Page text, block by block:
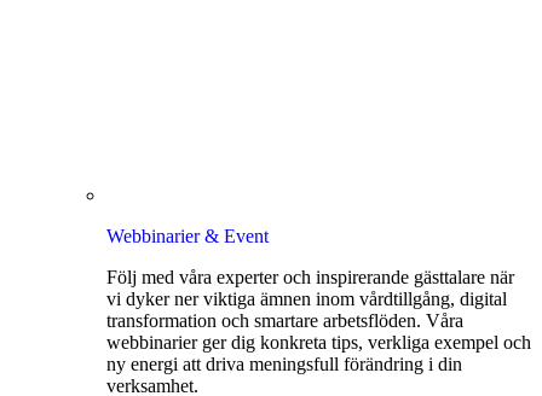
Webbinarier & Event
Följ med våra experter och inspirerande gästtalare när
vi dyker ner viktiga ämnen inom vårdtillgång, digital
transformation och smartare arbetsflöden. Våra
webbinarier ger dig konkreta tips, verkliga exempel och
ny energi att driva meningsfull förändring i din
verksamhet.